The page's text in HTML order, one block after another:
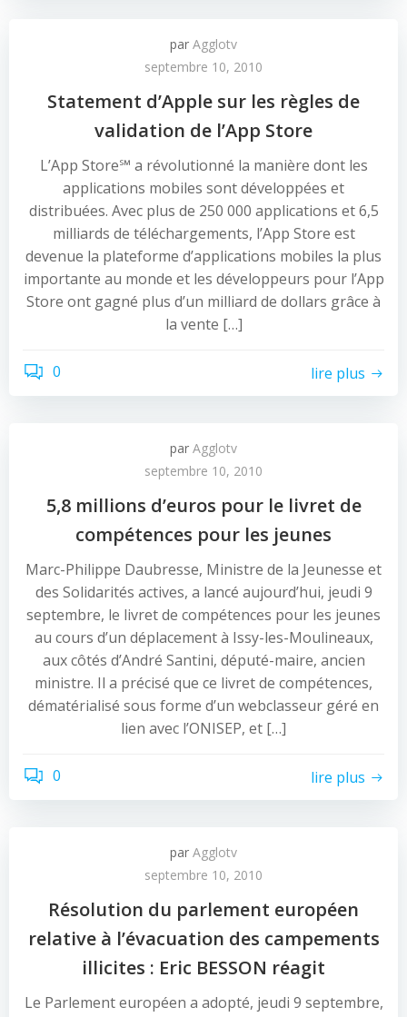
par Agglotv
septembre 10, 2010
Statement d’Apple sur les règles de
validation de l’App Store
L’App Store℠ a révolutionné la manière dont les
applications mobiles sont développées et
distribuées. Avec plus de 250 000 applications et 6,5
milliards de téléchargements, l’App Store est
devenue la plateforme d’applications mobiles la plus
importante au monde et les développeurs pour l’App
Store ont gagné plus d’un milliard de dollars grâce à
la vente […]
0 lire plus
par Agglotv
septembre 10, 2010
5,8 millions d’euros pour le livret de
compétences pour les jeunes
Marc-Philippe Daubresse, Ministre de la Jeunesse et
des Solidarités actives, a lancé aujourd’hui, jeudi 9
septembre, le livret de compétences pour les jeunes
au cours d’un déplacement à Issy-les-Moulineaux,
aux côtés d’André Santini, député-maire, ancien
ministre. Il a précisé que ce livret de compétences,
dématérialisé sous forme d’un webclasseur géré en
lien avec l’ONISEP, et […]
0 lire plus
par Agglotv
septembre 10, 2010
Résolution du parlement européen
relative à l’évacuation des campements
illicites : Eric BESSON réagit
Le Parlement européen a adopté, jeudi 9 septembre,